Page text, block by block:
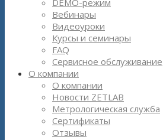
DEMO-режим
Вебинары
Видеоуроки
Курсы и семинары
FAQ
Сервисное обслуживание
О компании
О компании
Новости ZETLAB
Метрологическая служба
Сертификаты
Отзывы